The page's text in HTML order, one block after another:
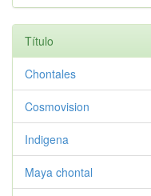
Título
Chontales
Cosmovision
Indigena
Maya chontal